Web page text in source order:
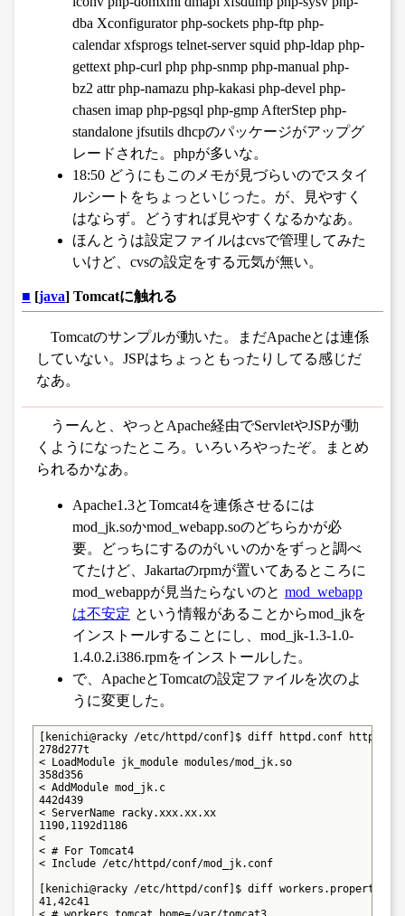
dba Xconfigurator php-sockets php-ftp php-
calendar xfsprogs telnet-server squid php-ldap php-
gettext php-curl php php-snmp php-manual php-
bz2 attr php-namazu php-kakasi php-devel php-
chasen imap php-pgsql php-gmp AfterStep php-
standalone jfsutils dhcpのパッケージがアップグ
レードされた。phpが多いな。
18:50 どうにもこのメモが見づらいのでスタイ
ルシートをちょっといじった。が、見やすく
はならず。どうすれば見やすくなるかなあ。
ほんとうは設定ファイルはcvsで管理してみた
いけど、cvsの設定をする元気が無い。
■ [java] Tomcatに触れる
Tomcatのサンプルが動いた。まだApacheとは連係
していない。JSPはちょっともったりしてる感じだ
なあ。
うーんと、やっとApache経由でServletやJSPが動
くようになったところ。いろいろやったぞ。まとめ
られるかなあ。
Apache1.3とTomcat4を連係させるには
mod_jk.soかmod_webapp.soのどちらかが必
要。どっちにするのがいいのかをずっと調べ
てたけど、Jakartaのrpmが置いてあるところに
mod_webappが見当たらないのと mod_webapp
は不安定 という情報があることからmod_jkを
インストールすることにし、mod_jk-1.3-1.0-
1.4.0.2.i386.rpmをインストールした。
で、ApacheとTomcatの設定ファイルを次のよ
うに変更した。
[kenichi@racky /etc/httpd/conf]$ diff httpd.conf
278d277t
< LoadModule jk_module modules/mod_jk.so
358d356
< AddModule mod_jk.c
442d439
< ServerName racky.xxx.xx.xx
1190,1192d1186
<
< # For Tomcat4
< Include /etc/httpd/conf/mod_jk.conf
[kenichi@racky /etc/httpd/conf]$ diff workers.properties
41,42c41